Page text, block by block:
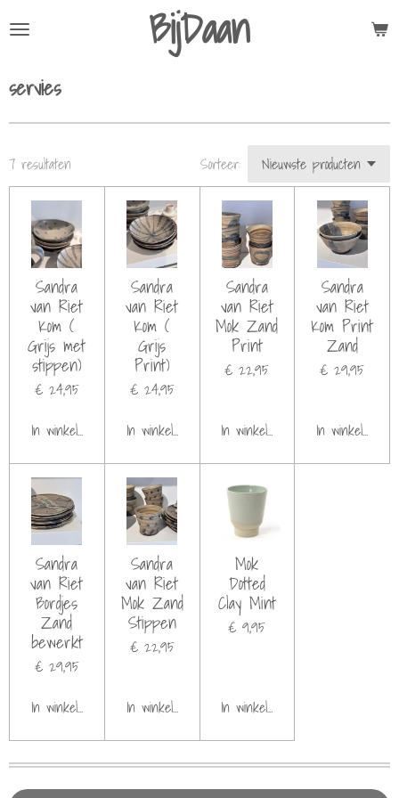
direct
de
BijDaan
servies
7 resultaten Sorteer:
Sandra
van Riet
Kom (
Grijs met
stippen)
€ 24,95
In winkelwagen
Sandra
van Riet
Kom (
Grijs
Print)
€ 24,95
In winkelwagen
Sandra
van Riet
Mok Zand
Print
€ 22,95
In winkelwagen
Sandra
van Riet
Kom Print
Zand
€ 29,95
In winkelwagen
Sandra
van Riet
Bordjes
Zand
bewerkt
€ 29,95
In winkelwagen
Sandra
van Riet
Mok Zand
Stippen
€ 22,95
In winkelwagen
Mok
Dotted
Clay Mint
€ 9,95
In winkelwagen